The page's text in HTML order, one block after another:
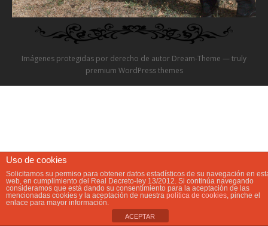
Preguntas?
Precios
Contacta
Imágenes protegidas por derecho de autor Dream-Theme — truly
premium WordPress themes
Uso de cookies
Solicitamos su permiso para obtener datos estadísticos de su navegación en
web, en cumplimiento del Real Decreto-ley 13/2012. Si continúa navegando
consideramos que está dando su consentimiento para la aceptación de las
mencionadas cookies y la aceptación de nuestra política de cookies, pinche el
enlace para mayor información.
ACEPTAR